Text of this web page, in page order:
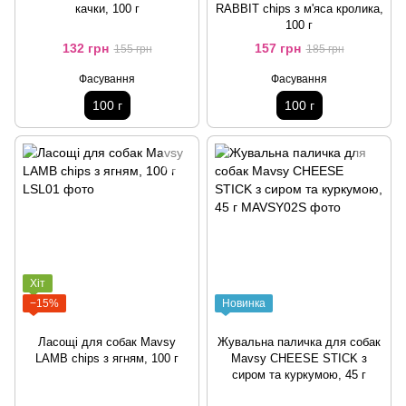
качки, 100 г
132 грн 155 грн
Фасування
100 г
RABBIT chips з м'яса кролика,
100 г
157 грн 185 грн
Фасування
100 г
Хіт
−15%
Ласощі для собак Mavsy
LAMB chips з ягням, 100 г
Новинка
Жувальна паличка для собак
Mavsy CHEESE STICK з
сиром та куркумою, 45 г